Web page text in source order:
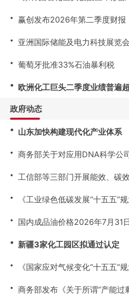
・ 赢创发布2026年第二季度财报
・ 亚洲国际储能及电力科技展览
・ 葡萄牙批准33%石油暴利税
・ 欧洲化工巨头二季度业绩普遍
政府动态
・ 山东加快构建现代化产业体系
・ 商务部关于对应用DNA科学公
・ 工信部等三部门开展能效、碳
・ 《工业绿色低碳发展“十五五”
・ 国内成品油价格2026年7月31
・ 新疆3家化工园区拟通过认定
・ 《国家应对气候变化“十五五”
・ 商务部发布《关于所谓“产能过